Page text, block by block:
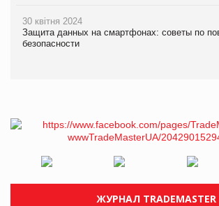
30 квітня 2024
Защита данных на смартфонах: советы по
безопасности
ЖУРНАЛ TRADEMASTER